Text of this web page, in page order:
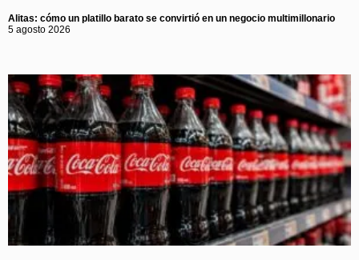
Alitas: cómo un platillo barato se convirtió en un negocio multimillonario
5 agosto 2026